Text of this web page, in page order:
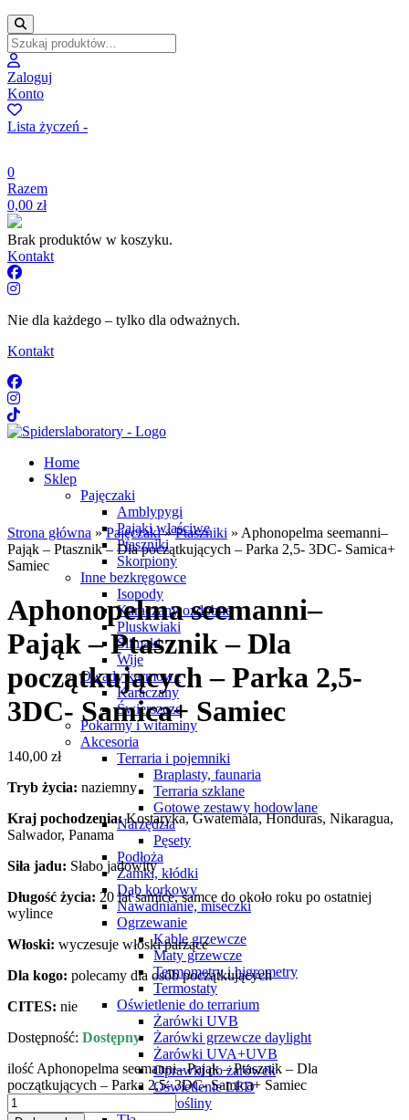
Zaloguj
Konto
Lista życzeń -
0
Razem
0,00 zł
Brak produktów w koszyku.
Kontakt
Nie dla każdego – tylko dla odważnych.
Kontakt
Home
Sklep
Pajęczaki
Amblypygi
Pająki właściwe
Ptaszniki
Skorpiony
Inne bezkręgowce
Isopody
Karaczany ozdobne
Pluskwiaki
Ślimaki
Wije
Owady karmowe
Karaczany
Świerszcze
Pokarmy i witaminy
Akcesoria
Terraria i pojemniki
Braplasty, faunaria
Terraria szklane
Gotowe zestawy hodowlane
Narzędzia
Pęsety
Podłoża
Zamki, kłódki
Dąb korkowy
Nawadnianie, miseczki
Ogrzewanie
Kable grzewcze
Maty grzewcze
Termometry i higrometry
Termostaty
Oświetlenie do terrarium
Żarówki UVB
Żarówki grzewcze daylight
Żarówki UVA+UVB
Oprawki do żarówek
Oświetlenie LED
Sztuczne rośliny
Strona główna »Pajęczaki»Ptaszniki » Aphonopelma seemanni–
Pająk – Ptasznik – Dla początkujących – Parka 2,5- 3DC- Samica+
Samiec
Aphonopelma seemanni–
Pająk – Ptasznik – Dla
początkujących – Parka 2,5-
3DC- Samica+ Samiec
140,00 zł
Tryb życia: naziemny
Kraj pochodzenia:Kostaryka, Gwatemala, Honduras, Nikaragua,
Salwador, Panama
Siła jadu: Słabo jadowity
Długość życia: 20 lat samice, samce do około roku po ostatniej
wylince
Włoski: wyczesuje włoski parzące
Dla kogo: polecamy dla osób początkujących
CITES: nie
Dostępność: Dostępny
ilość Aphonopelma seemanni– Pająk – Ptasznik – Dla
początkujących – Parka 2,5- 3DC- Samica+ Samiec